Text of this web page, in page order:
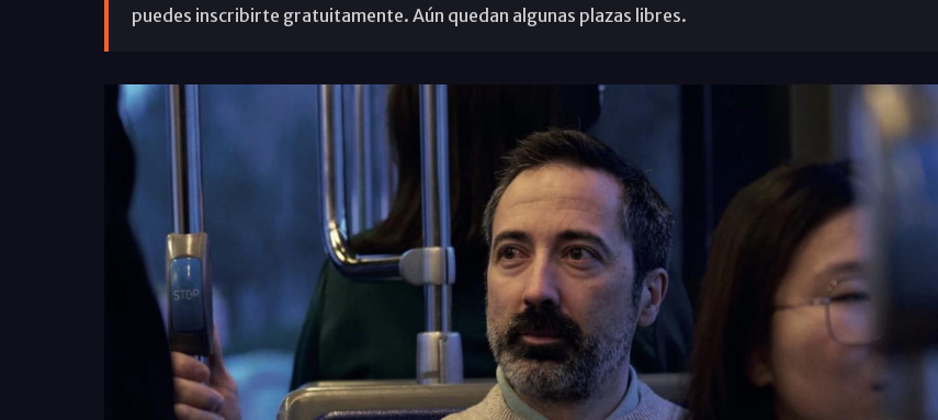
puedes inscribirte gratuitamente. Aún quedan algunas plazas libres.